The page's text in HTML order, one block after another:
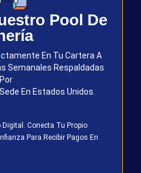
Pool De
En Tu Cartera A
Semanales Respaldadas
Por
En Estados Unidos.
Digital. Conecta Tu Propio
Para Recibir Pagos En